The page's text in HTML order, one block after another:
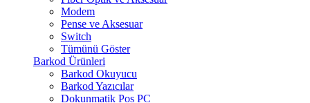
Modem
Pense ve Aksesuar
Switch
Tümünü Göster
Barkod Ürünleri
Barkod Okuyucu
Barkod Yazıcılar
Dokunmatik Pos PC